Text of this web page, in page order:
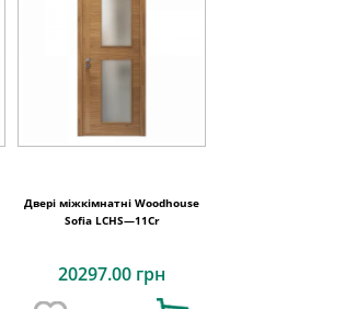
Двері міжкімнатні Woodhouse
Sofia LCHS—11Cr
20297.00 грн